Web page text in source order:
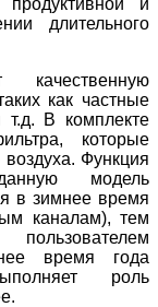
длительного
качественную
как частные
В комплекте
которые
Функция
модель
в зимнее время
каналам), тем
время года
роль